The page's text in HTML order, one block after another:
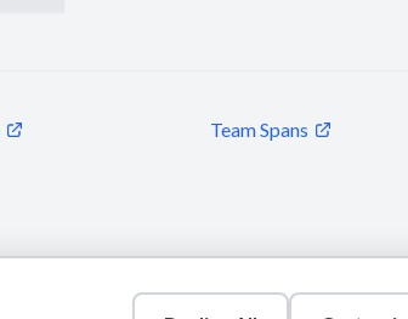
Team Spans